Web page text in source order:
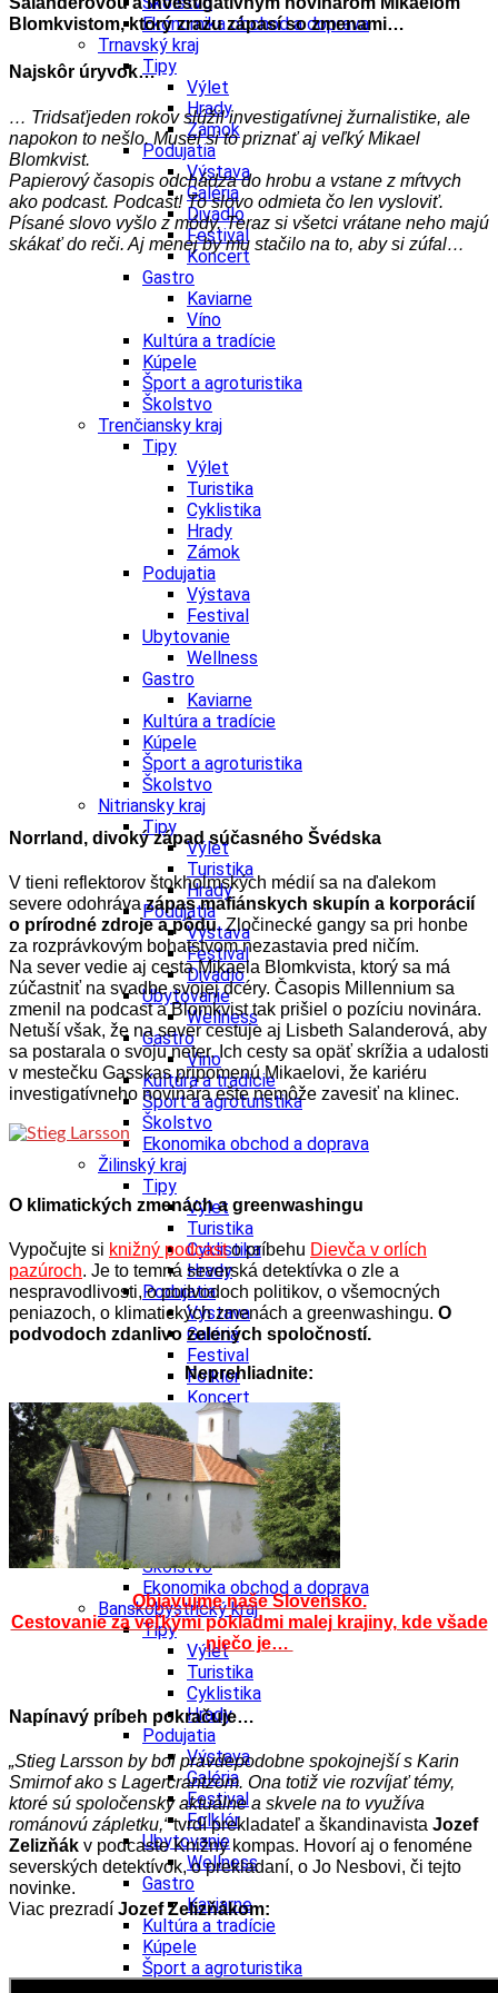
Ekonomika obchod a doprava
Trnavský kraj
Tipy
Výlet
Hrady
Zámok
Podujatia
Výstava
Galéria
Divadlo
Festival
Koncert
Gastro
Kaviarne
Víno
Kultúra a tradície
Kúpele
Šport a agroturistika
Školstvo
Trenčiansky kraj
Tipy
Výlet
Turistika
Cyklistika
Hrady
Zámok
Podujatia
Výstava
Festival
Ubytovanie
Wellness
Gastro
Kaviarne
Kultúra a tradície
Kúpele
Šport a agroturistika
Školstvo
Nitriansky kraj
Tipy
Výlet
Turistika
Hrady
Podujatia
Výstava
Festival
Divadlo
Ubytovanie
Wellness
Gastro
Víno
Kultúra a tradície
Šport a agroturistika
Školstvo
Ekonomika obchod a doprava
Žilinský kraj
Tipy
Výlet
Turistika
Cyklistika
Hrady
Podujatia
Výstava
Galéria
Festival
Folklór
Koncert
Ubytovanie
Pobyty
Wellness
Gastro
Kultúra a tradície
Šport a agroturistika
Školstvo
Ekonomika obchod a doprava
Banskobystrický kraj
Tipy
Výlet
Turistika
Cyklistika
Hrady
Podujatia
Výstava
Galéria
Festival
Folklór
Ubytovanie
Wellness
Gastro
Kaviarne
Kultúra a tradície
Kúpele
Šport a agroturistika
Blomkvistom, ktorý zrazu zápasí so zmenami…
Najskôr úryvok…
… Tridsaťjeden rokov slúžil investigatívnej žurnalistike, ale
napokon to nešlo. Musel si to priznať aj veľký Mikael
Blomkvist.
Papierový časopis odchádza do hrobu a vstane z mŕtvych
ako podcast. Podcast! To slovo odmieta čo len vysloviť.
Písané slovo vyšlo z módy. Teraz si všetci vrátane neho majú
skákať do reči. Aj menej by mu stačilo na to, aby si zúfal…
Norrland, divoký západ súčasného Švédska
V tieni reflektorov štokholmských médií sa na ďalekom
severe odohrávazápas mafiánskych skupín a korporácií
o prírodné zdroje a pôdu. Zločinecké gangy sa pri honbe
za rozprávkovým bohatstvom nezastavia pred ničím.
Na sever vedie aj cesta Mikaela Blomkvista, ktorý sa má
zúčastniť na svadbe svojej dcéry. Časopis Millennium sa
zmenil na podcast a Blomkvist tak prišiel o pozíciu novinára.
Netuší však, že na sever cestuje aj Lisbeth Salanderová, aby
sa postarala o svoju neter. Ich cesty sa opäť skrížia a udalosti
v mestečku Gasskas pripomenú Mikaelovi, že kariéru
investigatívneho novinára ešte nemôže zavesiť na klinec.
O klimatických zmenách a greenwashingu
Vypočujte si knižný podcasto príbehu Dievča v orlích
pazúroch. Je to temná severská detektívka o zle a
nespravodlivosti, o podvodoch politikov, o všemocných
peniazoch, o klimatických zmenách a greenwashingu. O
podvodoch zdanlivo zelených spoločností.
Neprehliadnite:
Objavujme naše Slovensko.
Cestovanie za veľkými pokladmi malej krajiny, kde všade
niečo je…
Napínavý príbeh pokračuje…
„Stieg Larsson by bol pravdepodobne spokojnejší s Karin
Smirnof ako s Lagercrantzom. Ona totiž vie rozvíjať témy,
ktoré sú spoločensky aktuálne a skvele na to využíva
románovú zápletku,“tvrdí prekladateľ a škandinavista Jozef
Zelizňák v podcaste Knižný kompas. Hovorí aj o fenoméne
severských detektívok, o prekladaní, o Jo Nesbovi, či tejto
novinke.
Viac prezradí Jozef Zelizňákom: